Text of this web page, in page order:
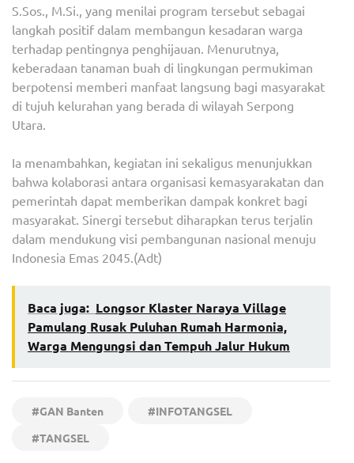
S.Sos., M.Si., yang menilai program tersebut sebagai
langkah positif dalam membangun kesadaran warga
terhadap pentingnya penghijauan. Menurutnya,
keberadaan tanaman buah di lingkungan permukiman
berpotensi memberi manfaat langsung bagi masyarakat
di tujuh kelurahan yang berada di wilayah Serpong
Utara.
Ia menambahkan, kegiatan ini sekaligus menunjukkan
bahwa kolaborasi antara organisasi kemasyarakatan dan
pemerintah dapat memberikan dampak konkret bagi
masyarakat. Sinergi tersebut diharapkan terus terjalin
dalam mendukung visi pembangunan nasional menuju
Indonesia Emas 2045.(Adt)
Baca juga: Longsor Klaster Naraya Village
Pamulang Rusak Puluhan Rumah Harmonia,
Warga Mengungsi dan Tempuh Jalur Hukum
#GAN Banten
#INFOTANGSEL
#TANGSEL